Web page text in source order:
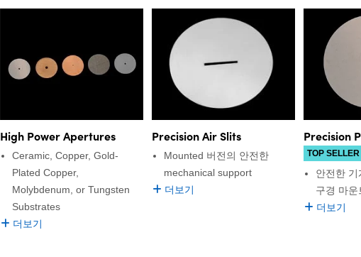
High Power Apertures
Ceramic, Copper, Gold-
Plated Copper,
Molybdenum, or Tungsten
Substrates
더보기
Precision Air Slits
Mounted 버전의 안전한
mechanical support
더보기
Precision
TOP SELLER
안전한
구경 마운
더보기